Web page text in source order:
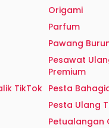
Origami
Parfum
Pawang
Pesawat
Premium
TikTok Pesta
Pesta Ulang
Petualangan